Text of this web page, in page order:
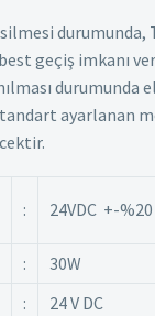
durumunda,
geçiş imkanı
durumunda
ayarlanan
: 24VDC +-%20
:
30W
: 24 V DC